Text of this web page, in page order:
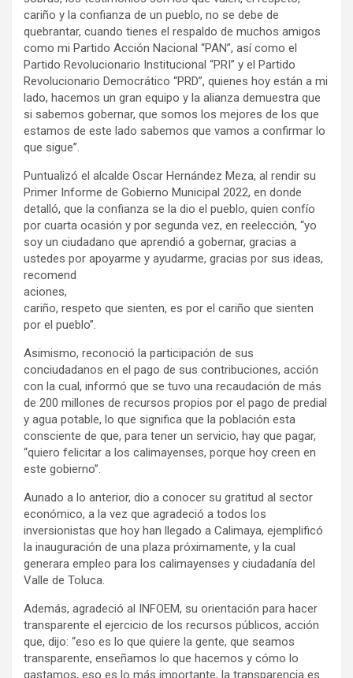
cariño y la confianza de un pueblo, no se debe de
quebrantar, cuando tienes el respaldo de muchos amigos
como mi Partido Acción Nacional “PAN”, así como el
Partido Revolucionario Institucional “PRI” y el Partido
Revolucionario Democrático “PRD”, quienes hoy están a mi
lado, hacemos un gran equipo y la alianza demuestra que
si sabemos gobernar, que somos los mejores de los que
estamos de este lado sabemos que vamos a confirmar lo
que sigue”.
Puntualizó el alcalde Oscar Hernández Meza, al rendir su
Primer Informe de Gobierno Municipal 2022, en donde
detalló, que la confianza se la dio el pueblo, quien confío
por cuarta ocasión y por segunda vez, en reelección, “yo
soy un ciudadano que aprendió a gobernar, gracias a
ustedes por apoyarme y ayudarme, gracias por sus ideas,
recomend
aciones,
cariño, respeto que sienten, es por el cariño que sienten
por el pueblo”.
Asimismo, reconoció la participación de sus
conciudadanos en el pago de sus contribuciones, acción
con la cual, informó que se tuvo una recaudación de más
de 200 millones de recursos propios por el pago de predial
y agua potable, lo que significa que la población esta
consciente de que, para tener un servicio, hay que pagar,
“quiero felicitar a los calimayenses, porque hoy creen en
este gobierno”.
Aunado a lo anterior, dio a conocer su gratitud al sector
económico, a la vez que agradeció a todos los
inversionistas que hoy han llegado a Calimaya, ejemplificó
la inauguración de una plaza próximamente, y la cual
generara empleo para los calimayenses y ciudadanía del
Valle de Toluca.
Además, agradeció al INFOEM, su orientación para hacer
transparente el ejercicio de los recursos públicos, acción
que, dijo: “eso es lo que quiere la gente, que seamos
transparente, enseñamos lo que hacemos y cómo lo
gastamos, eso es lo más importante, la transparencia es